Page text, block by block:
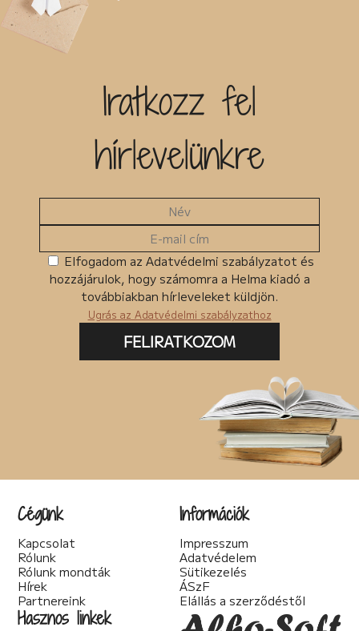
Iratkozz fel
hírlevelünkre
Elfogadom az Adatvédelmi szabályzatot és
hozzájárulok, hogy számomra a Helma kiadó a
továbbiakban hírleveleket küldjön.
Ugrás az Adatvédelmi szabályzathoz
FELIRATKOZOM
Cégünk
Kapcsolat
Rólunk
Rólunk mondták
Hírek
Partnereink
Információk
Impresszum
Adatvédelem
Sütikezelés
ÁSzF
Elállás a szerződéstől
Hasznos linkek